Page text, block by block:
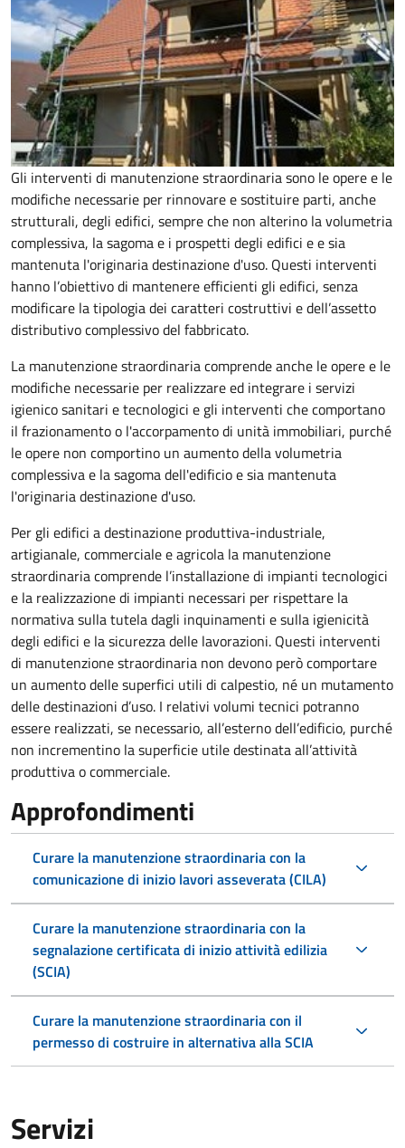
Gli interventi di manutenzione straordinaria sono le opere e le
modifiche necessarie per rinnovare e sostituire parti, anche
strutturali, degli edifici, sempre che non alterino la volumetria
complessiva, la sagoma e i prospetti degli edifici e e sia
mantenuta l'originaria destinazione d'uso. Questi interventi
hanno l’obiettivo di mantenere efficienti gli edifici, senza
modificare la tipologia dei caratteri costruttivi e dell’assetto
distributivo complessivo del fabbricato.
La manutenzione straordinaria comprende anche le opere e le
modifiche necessarie per realizzare ed integrare i servizi
igienico sanitari e tecnologici e gli interventi che comportano
il frazionamento o l'accorpamento di unità immobiliari, purché
le opere non comportino un aumento della volumetria
complessiva e la sagoma dell'edificio e sia mantenuta
l'originaria destinazione d'uso.
Per gli edifici a destinazione produttiva-industriale,
artigianale, commerciale e agricola la manutenzione
straordinaria comprende l’installazione di impianti tecnologici
e la realizzazione di impianti necessari per rispettare la
normativa sulla tutela dagli inquinamenti e sulla igienicità
degli edifici e la sicurezza delle lavorazioni. Questi interventi
di manutenzione straordinaria non devono però comportare
un aumento delle superfici utili di calpestio, né un mutamento
delle destinazioni d’uso. I relativi volumi tecnici potranno
essere realizzati, se necessario, all’esterno dell’edificio, purché
non incrementino la superficie utile destinata all’attività
produttiva o commerciale.
Approfondimenti
Curare la manutenzione straordinaria con la
comunicazione di inizio lavori asseverata (CILA)
Curare la manutenzione straordinaria con la
segnalazione certificata di inizio attività edilizia
(SCIA)
Curare la manutenzione straordinaria con il
permesso di costruire in alternativa alla SCIA
Servizi